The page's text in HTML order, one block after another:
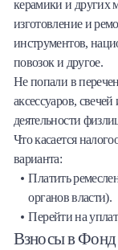
керамики и других
изготовление и
инструментов,
повозок и другое.
Не попали в
аксессуаров,
деятельности
Что касается
варианта:
Платить
органов власти).
Перейти на
Взносы в Фонд